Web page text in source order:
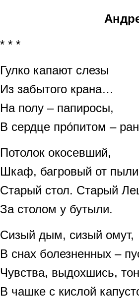
* * *
Гулко капают слезы
Из забытого крана…
На полу – папиросы,
В сердце про́питом –
Потолок окосевший,
Шкаф, багровый от
Старый стол. Старый
За столом у бутыли.
Сизый дым, сизый омут,
В снах болезненных –
Чувства, выдохшись,
В чашке с кислой